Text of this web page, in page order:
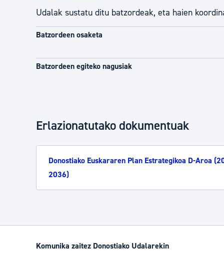
Udalak sustatu ditu batzordeak, eta haien
Batzordeen osaketa
Batzordeen egiteko nagusiak
Erlazionatutako dokumentuak
Donostiako Euskararen Plan Estrategikoa D-Aroa
2036)
Komunika zaitez Donostiako Udalarekin